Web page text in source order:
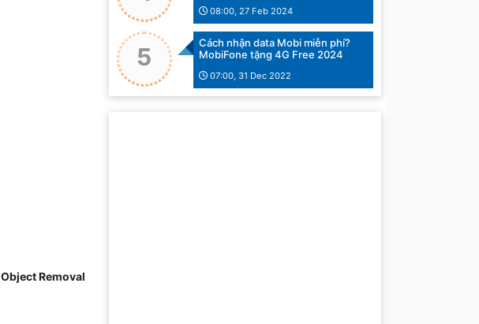
Object Removal
08:00, 27 Feb 2024
5
Cách nhận data Mobi miễn phí?
MobiFone tặng 4G Free 2024
07:00, 31 Dec 2022